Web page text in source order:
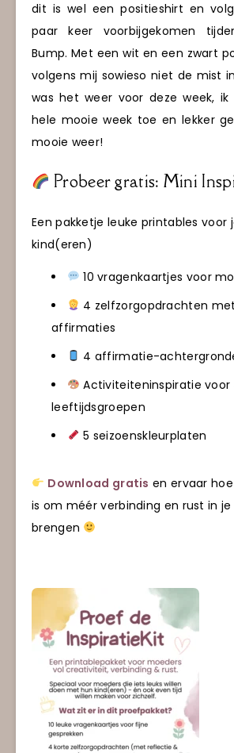
dit is wel een positieshirt en
paar keer voorbijgekomen
Bump. Met een wit en een zwart
volgens mij sowieso niet de mist
was het weer voor deze week, ik
hele mooie week toe en lekker
mooie weer!
Probeer gratis: Mini
Een pakketje leuke printables voor
kind(eren)
10 vragenkaartjes voor
4 zelfzorgopdrachten
affirmaties
4 affirmatie-
Activiteiteninspiratie voor
leeftijdsgroepen
5 seizoenskleurplaten
Download gratis en ervaar
is om méér verbinding en rust in
brengen